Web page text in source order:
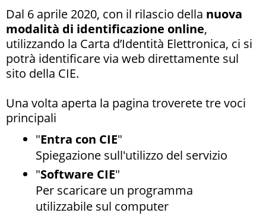
Dal 6 aprile 2020, con il rilascio della nuova
modalità di identificazione online,
utilizzando la Carta d’Identità Elettronica, ci si
potrà identificare via web direttamente sul
sito della CIE.
Una volta aperta la pagina troverete tre voci
principali
"Entra con CIE"
Spiegazione sull'utilizzo del servizio
"Software CIE"
Per scaricare un programma
utilizzabile sul computer